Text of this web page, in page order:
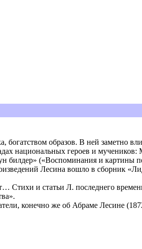
богатством образов. В ней заметно
национальных героев и
билдер» («Воспоминания и картины
Лесина вошло в сборник
и статьи Л. последнего
конечно же об Абраме Лесине